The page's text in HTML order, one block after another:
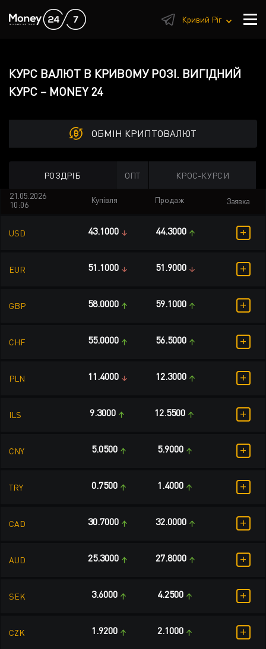
Кривий Ріг
КУРС ВАЛЮТ В КРИВОМУ РОЗІ. ВИГІДНИЙ
КУРС – MONEY 24
РОЗДРІБ ОПТ КРОС-КУРСИ
ОБМІН КРИПТОВАЛЮТ
21.05.2026
10:06
Купівля Продаж Заявка
USD 43.1000 44.3000 +
EUR 51.1000 51.9000 +
GBP 58.0000 59.1000 +
CHF 55.0000 56.5000 +
PLN 11.4000 12.3000 +
ILS 9.3000 12.5500 +
CNY 5.0500 5.9000 +
TRY 0.7500 1.4000 +
CAD 30.7000 32.0000 +
AUD 25.3000 27.8000 +
SEK 3.6000 4.2500 +
CZK 1.9200 2.1000 +